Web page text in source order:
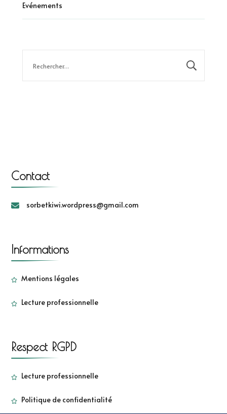
Evénements
Contact
sorbetkiwi.wordpress@gmail.com
Informations
Mentions légales
Lecture professionnelle
Respect RGPD
Lecture professionnelle
Politique de confidentialité